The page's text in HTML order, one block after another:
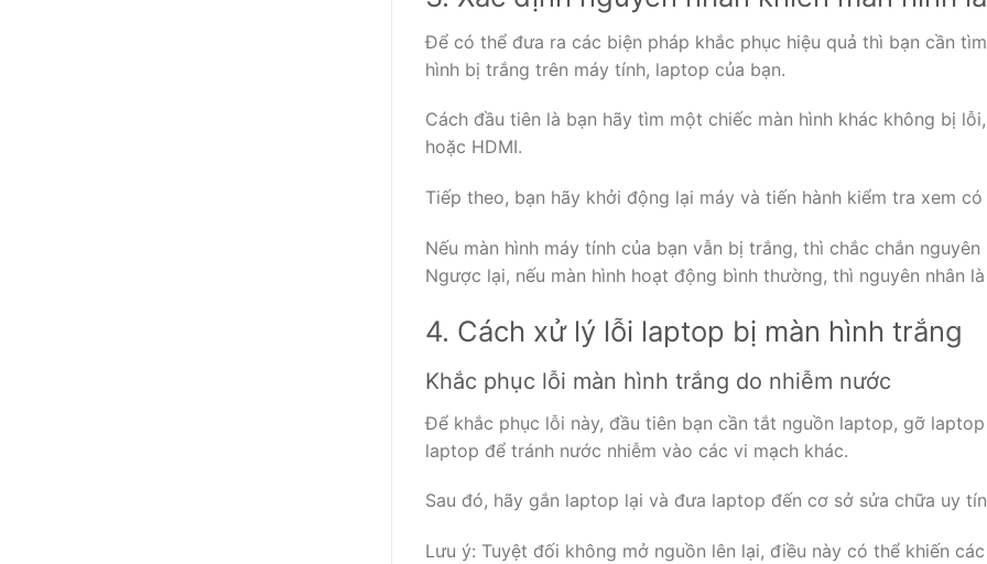
Để có thể đưa ra các biện pháp khắc phục hiệu quả thì bạn cần
hình bị trắng trên máy tính, laptop của bạn.
Cách đầu tiên là bạn hãy tìm một chiếc màn hình khác không bị
hoặc HDMI.
Tiếp theo, bạn hãy khởi động lại máy và tiến hành kiểm tra xem
Nếu màn hình máy tính của bạn vẫn bị trắng, thì chắc chắn
Ngược lại, nếu màn hình hoạt động bình thường, thì nguyên nhân
4. Cách xử lý lỗi laptop bị màn hình trắng
Khắc phục lỗi màn hình trắng do nhiễm nước
Để khắc phục lỗi này, đầu tiên bạn cần tắt nguồn laptop, gỡ
laptop để tránh nước nhiễm vào các vi mạch khác.
Sau đó, hãy gắn laptop lại và đưa laptop đến cơ sở sửa chữa uy
Lưu ý: Tuyệt đối không mở nguồn lên lại, điều này có thể khiến